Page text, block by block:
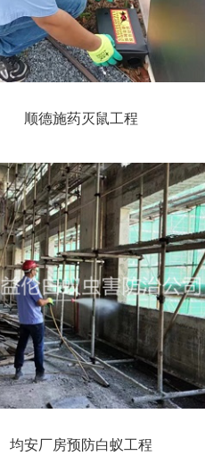
顺德施药灭鼠工程
均安厂房预防白蚁工程